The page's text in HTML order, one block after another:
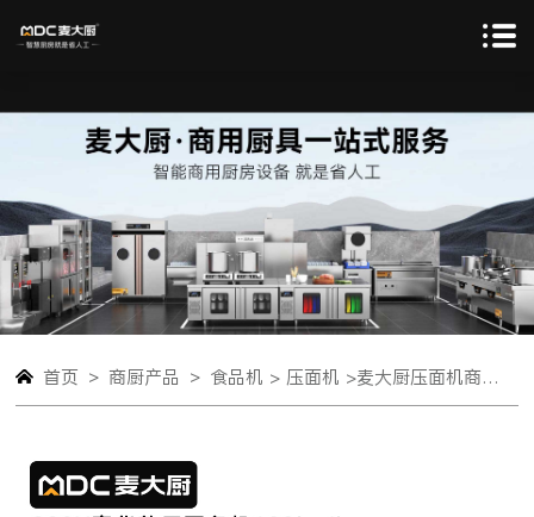
首页 > 商厨产品 > 食品机 > 压面机 > 麦大厨压面机商用面皮轧面机多功能揉切面机220V 80-100KG[豪华款]